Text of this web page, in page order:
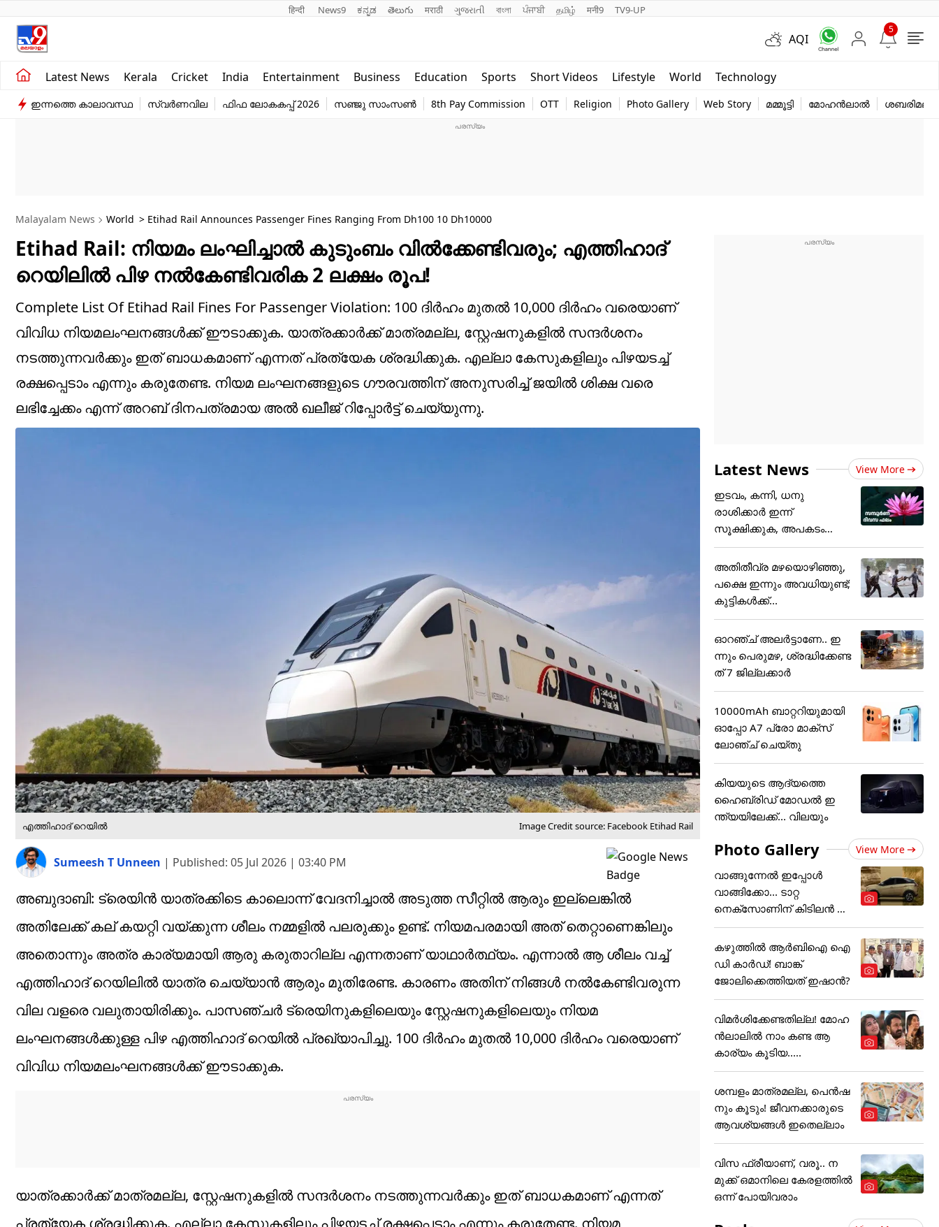
हिन्दी News9 ಕನ್ನಡ తెలుగు मराठी ગુજરાતી বাংলা ਪੰਜਾਬੀ தமிழ் मनी9 TV9-UP
AQI
5
Latest News Kerala Cricket India Entertainment Business Education Sports Short Videos Lifestyle World Technology
Kerala
India
Education
world
Web Story
ഇന്നത്തെ കാലാവസ്ഥ സ്വർണവില ഫിഫ ലോകകപ്പ് 2026 സഞ്ജു സാംസൺ 8th Pay Commission OTT Religion Photo Gallery Web Story മമ്മൂട്ടി മോഹൻലാൽ ശബരിമല
Malayalam News World > Etihad Rail Announces Passenger Fines Ranging From Dh100 10 Dh10000
Etihad Rail: നിയമം ലംഘിച്ചാൽ കുടുംബം വിൽക്കേണ്ടിവരും; എത്തിഹാദ്
റെയിലിൽ പിഴ നൽകേണ്ടിവരിക 2 ലക്ഷം രൂപ!
Complete List Of Etihad Rail Fines For Passenger Violation: 100 ദിർഹം മുതൽ 10,000 ദിർഹം വരെയാണ്
വിവിധ നിയമലംഘനങ്ങൾക്ക് ഈടാക്കുക. യാത്രക്കാർക്ക് മാത്രമല്ല, സ്റ്റേഷനുകളിൽ സന്ദർശനം
നടത്തുന്നവർക്കും ഇത് ബാധകമാണ് എന്നത് പ്രത്യേക ശ്രദ്ധിക്കുക. എല്ലാ കേസുകളിലും പിഴയടച്ച്
രക്ഷപ്പെടാം എന്നും കരുതേണ്ട. നിയമ ലംഘനങ്ങളുടെ ഗൗരവത്തിന് അനുസരിച്ച് ജയിൽ ശിക്ഷ വരെ
ലഭിച്ചേക്കം എന്ന് അറബ് ദിനപത്രമായ അൽ ഖലീജ് റിപ്പോർട്ട് ചെയ്യുന്നു.
എത്തിഹാദ് റെയിൽ Image Credit source: Facebook Etihad Rail
Sumeesh T Unneen | Published: 05 Jul 2026 | 03:40 PM
അബുദാബി: ട്രെയിൻ യാത്രക്കിടെ കാലൊന്ന് വേദനിച്ചാൽ അടുത്ത സീറ്റിൽ ആരും ഇല്ലെങ്കിൽ
അതിലേക്ക് കല് കയറ്റി വയ്ക്കുന്ന ശീലം നമ്മളിൽ പലരുക്കും ഉണ്ട്. നിയമപരമായി അത് തെറ്റാണെങ്കിലും
അതൊന്നും അത്ര കാര്യമായി ആരു കരുതാറില്ല എന്നതാണ് യാഥാർത്ഥ്യം. എന്നാൽ ആ ശീലം വച്ച്
എത്തിഹാദ് റെയിലിൽ യാത്ര ചെയ്യാൻ ആരും മുതിരേണ്ട. കാരണം അതിന് നിങ്ങൾ നൽകേണ്ടിവരുന്ന
വില വളരെ വലുതായിരിക്കും. പാസഞ്ചർ ട്രെയിനുകളിലെയും സ്റ്റേഷനുകളിലെയും നിയമ
ലംഘനങ്ങൾക്കുള്ള പിഴ എത്തിഹാദ് റെയിൽ പ്രഖ്യാപിച്ചു. 100 ദിർഹം മുതൽ 10,000 ദിർഹം വരെയാണ്
വിവിധ നിയമലംഘനങ്ങൾക്ക് ഈടാക്കുക.
യാത്രക്കാർക്ക് മാത്രമല്ല, സ്റ്റേഷനുകളിൽ സന്ദർശനം നടത്തുന്നവർക്കും ഇത് ബാധകമാണ് എന്നത്
Latest News View More
ഇടവം, കന്നി, ധനു
രാശിക്കാർ ഇന്ന്
സൂക്ഷിക്കുക, അ‌പകടം
കൂടെയുണ്ട്!
അതിതീവ്ര മഴയൊഴിഞ്ഞു,
പക്ഷെ ഇന്നും അവധിയുണ്ട്;
കുട്ടികള്‍ക്ക്...
ഓറഞ്ച് അലർട്ടാണേ.. ഇ
ന്നും പെരുമഴ, ശ്രദ്ധിക്കേണ്ട
ത് 7 ജില്ലക്കാർ
10000mAh ബാറ്ററിയുമായി
ഓപ്പോ A7 പ്രോ മാക്സ്
ലോഞ്ച് ചെയ്തു
കിയയുടെ ആദ്യത്തെ
ഹൈബ്രിഡ് മോഡൽ ഇ
ന്ത്യയിലേക്ക്... വിലയും
Photo Gallery View More
വാങ്ങുന്നേൽ ഇപ്പോൾ
വാങ്ങിക്കോ... ടാറ്റ
നെക്സോണിന് കിടിലൻ ഓ
ഫർ
കഴുത്തില്‍ ആര്‍ബിഐ ഐ
ഡി കാര്‍ഡ്! ബാങ്ക്
ജോലിക്കെത്തിയത് ഇഷാന്‍?
വിമർശിക്കേണ്ടതില്ല! മോഹ
ൻലാലിൽ നാം കണ്ട ആ
കാര്യം കൂടിയ.....
ശമ്പളം മാത്രമല്ല, പെൻഷ
നും കൂടും! ജീവനക്കാരുടെ
ആവശ്യങ്ങൾ ഇതെല്ലാം
വിസ ഫ്രീയാണ്, വരൂ.. ന
മുക്ക് ഒമാനിലെ കേരളത്തിൽ
ഒന്ന് പോയിവരാം